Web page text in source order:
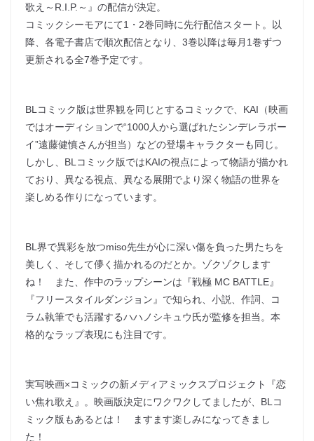
歌え～R.I.P.～』の配信が決定。
コミックシーモアにて1・2巻同時に先行配信スタート。以
降、各電子書店で順次配信となり、3巻以降は毎月1巻ずつ
更新される全7巻予定です。
BLコミック版は世界観を同じとするコミックで、KAI（映画
ではオーディションで“1000人から選ばれたシンデレラボー
イ”遠藤健慎さんが担当）などの登場キャラクターも同じ。
しかし、BLコミック版ではKAIの視点によって物語が描かれ
ており、異なる視点、異なる展開でより深く物語の世界を
楽しめる作りになっています。
BL界で異彩を放つmiso先生が心に深い傷を負った男たちを
美しく、そして儚く描かれるのだとか。ゾクゾクします
ね！ また、作中のラップシーンは『戦極 MC BATTLE』
『フリースタイルダンジョン』で知られ、小説、作詞、コ
ラム執筆でも活躍するハハノシキュウ氏が監修を担当。本
格的なラップ表現にも注目です。
実写映画×コミックの新メディアミックスプロジェクト『恋
い焦れ歌え』。映画版決定にワクワクしてましたが、BLコ
ミック版もあるとは！ ますます楽しみになってきまし
た！